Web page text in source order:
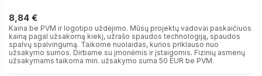
8,84 €
Kaina be PVM ir logotipo uždėjimo. Mūsų projektų vadovai paskaičiuos
kainą pagal užsakomą kiekį, užrašo spaudos technologiją, spaudos
spalvų spalvingumą. Taikome nuolaidas, kurios priklauso nuo
užsakymo sumos. Dirbame su įmonėmis ir įstaigomis. Fizinių asmenų
užsakymams taikoma min. užsakymo suma 50 EUR be PVM.